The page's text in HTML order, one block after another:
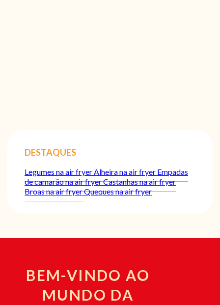
DESTAQUES
Legumes na air fryerAlheira na air fryer Empadas
de camarão na air fryerCastanhas na air fryer
Broas na air fryerQueques na air fryer
BEM-VINDO AO
MUNDO DA